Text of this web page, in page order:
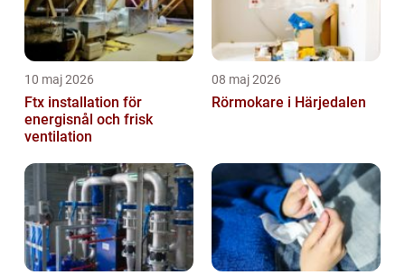
10 maj 2026
Ftx installation för
energisnål och frisk
ventilation
08 maj 2026
Rörmokare i Härjedalen